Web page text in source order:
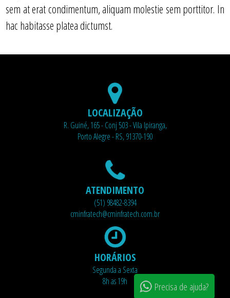
Precisa de ajuda?
sem at erat condimentum, aliquam molestie sem porttitor. In
hac habitasse platea dictumst.
LOCALIZAÇÃO
R. Guiné, 165 - Conj 503 - Vila Ipiranga,
Porto Alegre - RS, 91370-190
ATENDIMENTO
(51) 98482-8394
cminfratech@cminfratech.com.br
HORÁRIOS
Segunda a Sexta
8h as 19h